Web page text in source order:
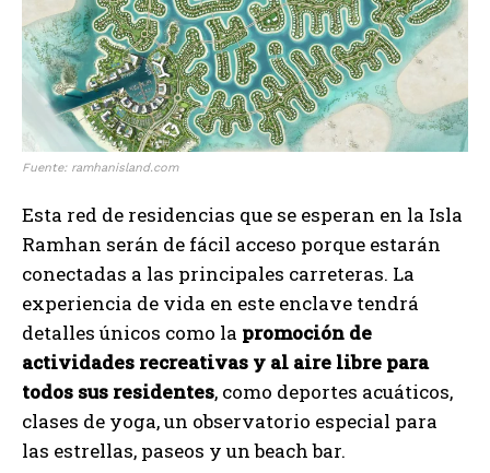
Fuente: ramhanisland.com
Esta red de residencias que se esperan en la Isla
Ramhan serán de fácil acceso porque estarán
conectadas a las principales carreteras. La
experiencia de vida en este enclave tendrá
detalles únicos como la promoción de
actividades recreativas y al aire libre para
todos sus residentes, como deportes acuáticos,
clases de yoga, un observatorio especial para
las estrellas, paseos y un beach bar.